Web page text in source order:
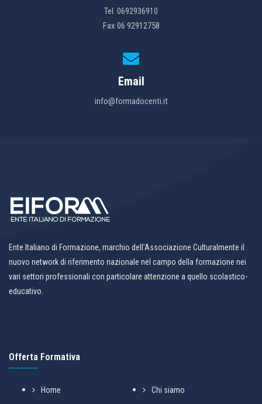
Tel. 0692936910
Fax 06 92912758
Email
info@formadocenti.it
Ente Italiano di Formazione, marchio dell'Associazione Culturalmente il
nuovo network di riferimento nazionale nel campo della formazione nei
vari settori professionali con particolare attenzione a quello scolastico-
educativo.
Offerta Formativa
Home Chi siamo